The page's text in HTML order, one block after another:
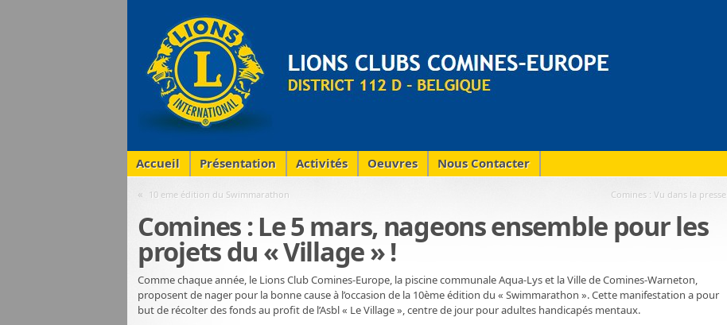
Accueil Présentation Activités Oeuvres Nous Contacter
« 10 eme édition du Swimmarathon Comines : Vu dans la presse
Comines : Le 5 mars, nageons ensemble pour les
projets du « Village » !
Comme chaque année, le Lions Club Comines-Europe, la piscine communale Aqua-Lys et la Ville de Comines-Warneton,
proposent de nager pour la bonne cause à l’occasion de la 10ème édition du « Swimmarathon ». Cette manifestation a pour
but de récolter des fonds au profit de l’Asbl « Le Village », centre de jour pour adultes handicapés mentaux.